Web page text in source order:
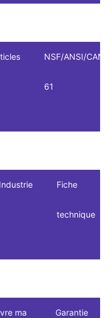
NSF/ANSI/CAN
61
Industrie Fiche
technique
ma Garantie